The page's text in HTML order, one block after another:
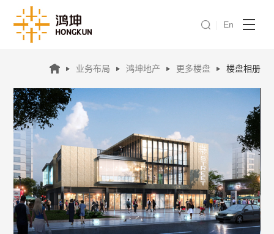
En
业务布局 鸿坤地产 更多楼盘 楼盘相册